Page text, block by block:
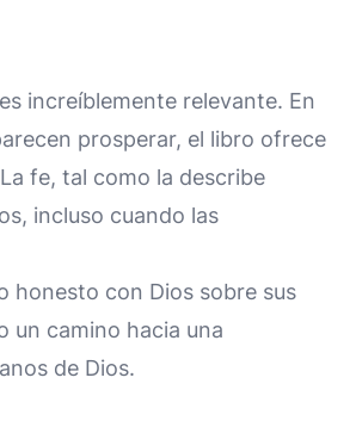
increíblemente relevante. En
prosperar, el libro ofrece
fe, tal como la describe
incluso cuando las
honesto con Dios sobre sus
un camino hacia una
de Dios.